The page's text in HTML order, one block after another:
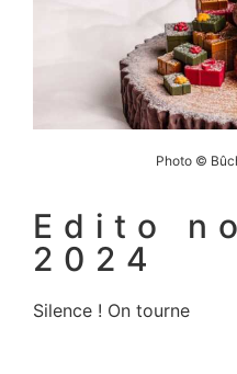
Photo ©
Edito
2024
Silence ! On tourne